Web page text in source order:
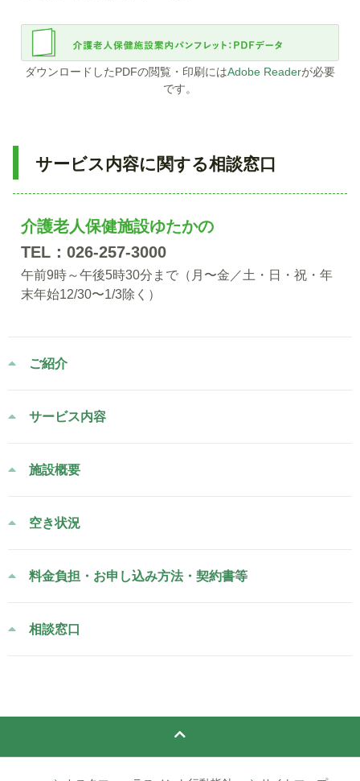
ダウンロードしたPDFの閲覧・印刷にはAdobe Readerが必要
です。
サービス内容に関する相談窓口
介護老人保健施設ゆたかの
TEL：026-257-3000
午前9時～午後5時30分まで（月〜金／土・日・祝・年
末年始12/30〜1/3除く）
ご紹介
サービス内容
施設概要
空き状況
料金負担・お申し込み方法・契約書等
相談窓口